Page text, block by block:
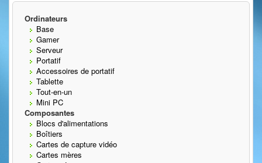
Ordinateurs
Base
Gamer
Serveur
Portatif
Accessoires de portatif
Tablette
Tout-en-un
Mini PC
Composantes
Blocs d'alimentations
Boîtiers
Cartes de capture vidéo
Cartes mères